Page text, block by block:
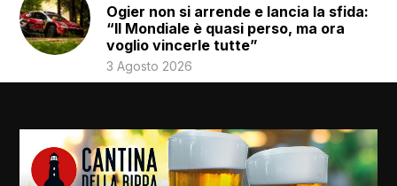
Ogier non si arrende e lancia la sfida:
“Il Mondiale è quasi perso, ma ora
voglio vincerle tutte”
3 Agosto 2026